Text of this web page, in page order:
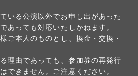
いる公演以外でお申し出があった
あっても対応いたしかねます。
ご本人のものとし、換金・交換・
理由であっても、参加券の再発行
できません。ご注意ください。